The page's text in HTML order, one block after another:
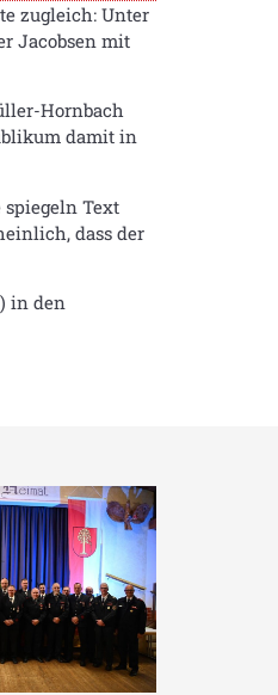
zugleich: Unter
Jacobsen mit
Hornbach
damit in
spiegeln Text
dass der
in den